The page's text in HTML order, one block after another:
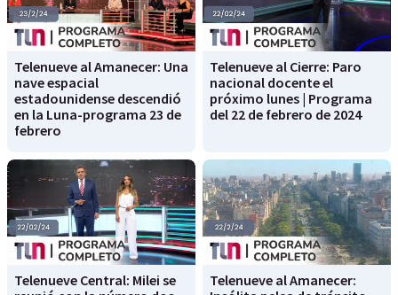
Telenueve al Amanecer: Una
nave espacial
estadounidense descendió
en la Luna-programa 23 de
febrero
Telenueve al Cierre: Paro
nacional docente el
próximo lunes | Programa
del 22 de febrero de 2024
Telenueve Central: Milei se
Telenueve al Amanecer: